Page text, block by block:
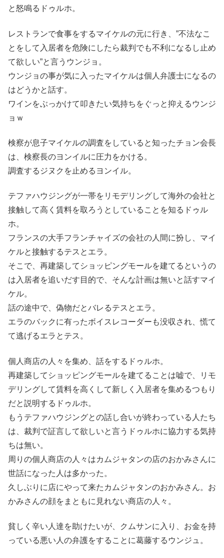
と怒鳴るドゥルホ。
レストランで食事をするマイケルの元に行き、”不法なこ
とをして入居者を危険にしたら裁判でも不利になるし止め
て欲しい”と言うウンジョ。
ウンジョの事が気に入ったマイケルは個人弁護士になるの
はどうかと話す。
ワインをぶっかけて叩きたい気持ちをぐっと抑えるウンジ
ョｗ
検察が息子マイケルの調査をしていると知ったチョン会長
は、検察長のヨンイルに圧力をかける。
調査するジヌクを止めるヨンイル。
テファハウジングが一帯をリモデリングして海外の会社と
接触して高く賃料を取ろうとしていることを知るドゥル
ホ。
フランスの大手フランチャイズの会社の人間に扮し、マイ
ケルと接触するテスとエラ。
そこで、再建築してショッピングモールを建てるというの
は入居者を追いだす目的で、そんな計画は無いと話すマイ
ケル。
話の途中で、偽物だとバレるテスとエラ。
エラのバックに有ったボイスレコーダーも没収され、慌て
て逃げるエラとテス。
個人商店の人々を集め、話をするドゥルホ。
再建築してショッピングモールを建てることは嘘で、リモ
デリングして賃料を高くして新しく入居者を集めるつもり
だと説明するドゥルホ。
もうテファハウジングとの話し合いが終わっている人たち
は、裁判で証言して欲しいと言うドゥルホに協力する気持
ちは無い。
周りの個人商店の人々はカムジャタンの店のおかみさんに
世話になった人は多かった。
久しぶりに店にやって来たカムジャタンのおかみさん。お
かみさんの顔をまともに見れない商店の人々。
貧しく辛い人達を助けたいが、クムサンに入り、お金を持
っている悪い人の弁護をすることに葛藤するウンジュ。